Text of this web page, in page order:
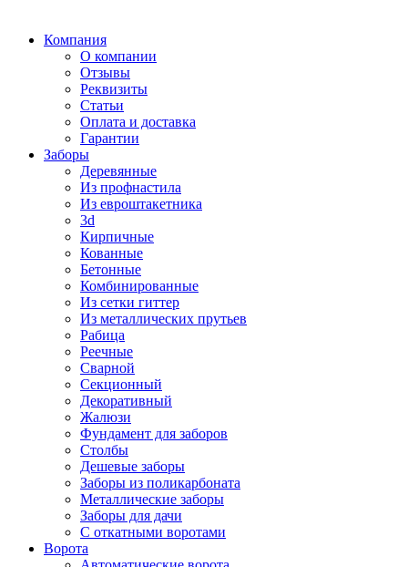
Компания
О компании
Отзывы
Реквизиты
Статьи
Оплата и доставка
Гарантии
Заборы
Деревянные
Из профнастила
Из евроштакетника
3d
Кирпичные
Кованные
Бетонные
Комбинированные
Из сетки гиттер
Из металлических прутьев
Рабица
Реечные
Сварной
Секционный
Декоративный
Жалюзи
Фундамент для заборов
Столбы
Дешевые заборы
Заборы из поликарбоната
Металлические заборы
Заборы для дачи
С откатными воротами
Ворота